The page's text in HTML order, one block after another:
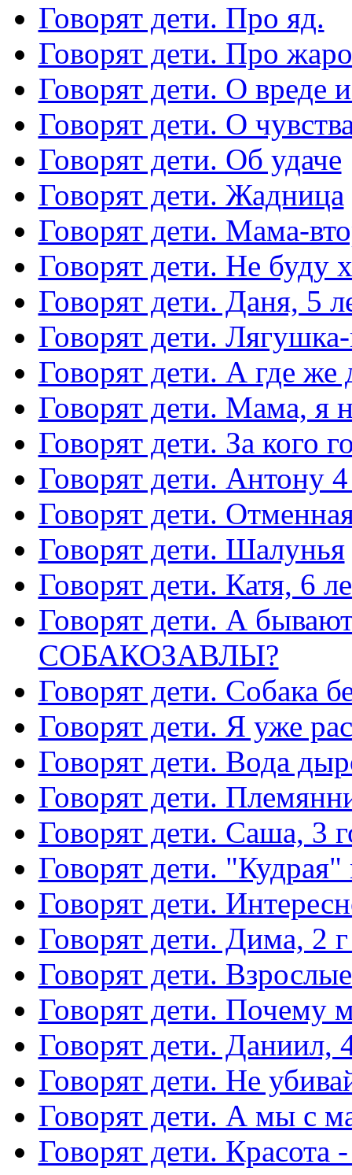
Говорят дети. Про яд.
Говорят дети. Про
Говорят дети. О вреде
Говорят дети. О
Говорят дети. Об удаче
Говорят дети. Жадница
Говорят дети. Мама-
Говорят дети. Не буду
Говорят дети. Даня, 5
Говорят дети.
Говорят дети. А где же
Говорят дети. Мама, я
Говорят дети. За кого
Говорят дети. Антону 4
Говорят дети.
Говорят дети. Шалунья
Говорят дети. Катя, 6
Говорят дети. А
СОБАКОЗАВЛЫ?
Говорят дети. Собака
Говорят дети. Я уже
Говорят дети. Вода
Говорят дети.
Говорят дети. Саша, 3
Говорят дети.
Говорят дети.
Говорят дети. Дима, 2
Говорят дети.
Говорят дети. Почему
Говорят дети. Даниил,
Говорят дети. Не
Говорят дети. А мы с
Говорят дети. Красота